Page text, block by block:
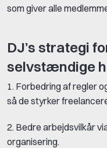
som giver alle
DJ’s strategi
selvstændige
1. Forbedring af regler
så de styrker
2. Bedre arbejdsvilkår
organisering.